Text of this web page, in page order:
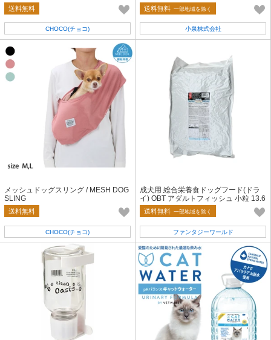
送料無料
CHOCO(チョコ)
い 接触冷感 シャーリング
送料無料 一部地域を除く
小泉株式会社
メッシュドッグスリング / MESH DOG
SLING
送料無料
CHOCO(チョコ)
成犬用 総合栄養食ドッグフード(ドラ
イ) OBT アダルトフィッシュ 小粒 13.6
kg
送料無料 一部地域を除く
ファンタジーワールド